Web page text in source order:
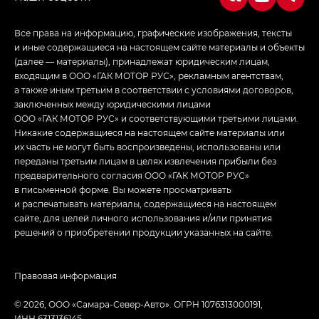
Все права на информацию, графические изображения, тексты
и иные содержащиеся на настоящем сайте материалы и объекты
(далее — материалы), принадлежат юридическим лицам,
входящим в ООО «ГАК МОТОР РУС», рекламным агентствам,
а также иным третьим в соответствии с условиями договоров,
заключенных между юридическими лицами
ООО «ГАК МОТОР РУС» и соответствующими третьими лицами.
Никакие содержащиеся на настоящем сайте материалы или
их часть не могут быть воспроизведены, использованы или
переданы третьим лицам в целях извлечения прибыли без
предварительного согласия ООО «ГАК МОТОР РУС»
в письменной форме. Вы можете просматривать
и распечатывать материалы, содержащиеся на настоящем
сайте, для целей личного использования и/или принятия
решений о приобретении продукции указанных на сайте.
© 2026, ООО «Самара-Север-Авто». ОГРН 1076313000191,
Правовая информация